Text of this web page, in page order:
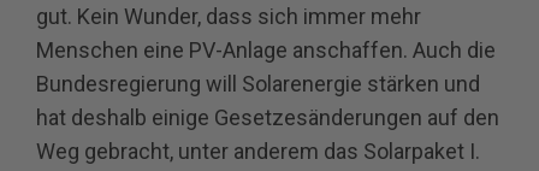
gut. Kein Wunder, dass sich immer mehr
Menschen eine PV-Anlage anschaffen. Auch die
Bundesregierung will Solarenergie stärken und
hat deshalb einige Gesetzesänderungen auf den
Weg gebracht, unter anderem das Solarpaket I.